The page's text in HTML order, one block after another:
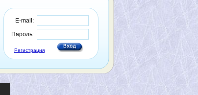
E-mail:
Пароль:
Регистрация